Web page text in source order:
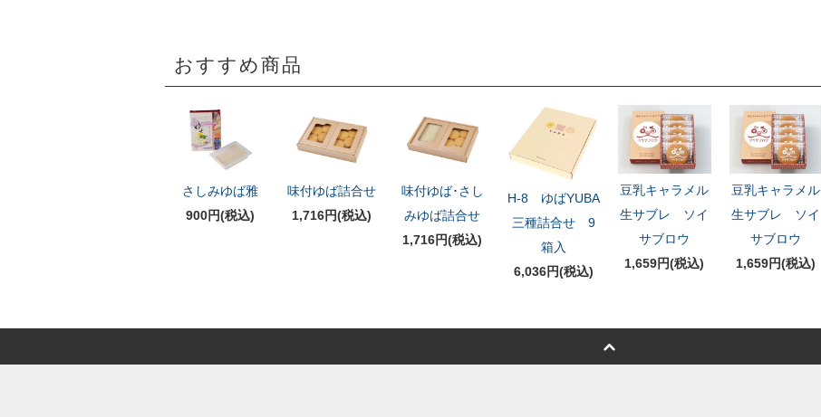
おすすめ商品
さしみゆば雅
900円(税込)
味付ゆば詰合せ
1,716円(税込)
味付ゆば･さし
みゆば詰合せ
1,716円(税込)
H-8 ゆばYUBA
三種詰合せ 9
箱入
6,036円(税込)
豆乳キャラメル
生サブレ ソイ
サブロウ
1,659円(税込)
豆乳キャラメル
生サブレ ソイ
サブロウ
1,659円(税込)